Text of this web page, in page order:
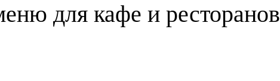
для кафе и ресторанов